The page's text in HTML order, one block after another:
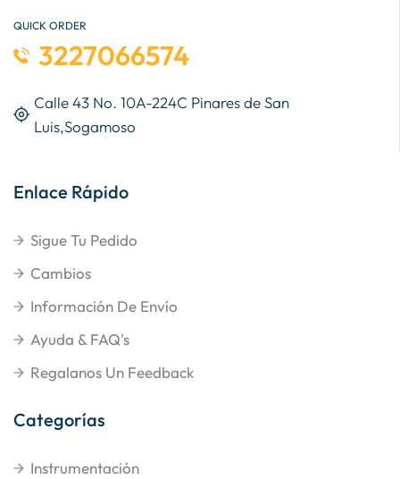
QUICK ORDER
3227066574
Calle 43 No. 10A-224C Pinares de San
Luis,Sogamoso
Enlace Rápido
Sigue Tu Pedido
Cambios
Información De Envío
Ayuda & FAQ's
Regalanos Un Feedback
Categorías
Instrumentación